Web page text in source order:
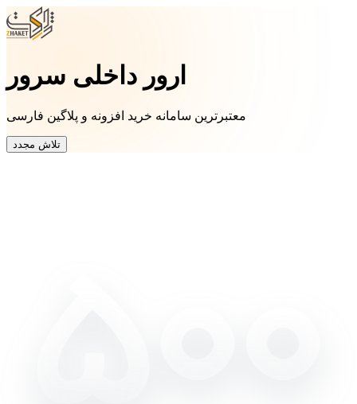
ارور داخلی سرور
معتبرترین سامانه خرید افزونه و پلاگین فارسی
تلاش مجدد